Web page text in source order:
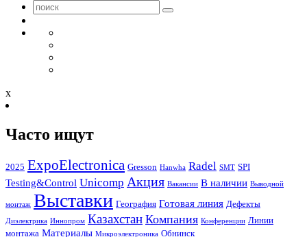
x
Часто ищут
2025 ExpoElectronica Gresson Hanwha Radel SMT SPI
Testing&Control Unicomp Акция Вакансии В наличии Выводной
монтаж Выставки География Готовая линия Дефекты
Диэлектрика Иннопром Казахстан Компания Конференции Линии
монтажа Материалы Микроэлектроника Обнинск